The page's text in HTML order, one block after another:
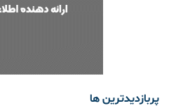
پربازدیدترین ها